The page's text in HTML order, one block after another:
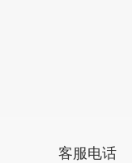
客服电话